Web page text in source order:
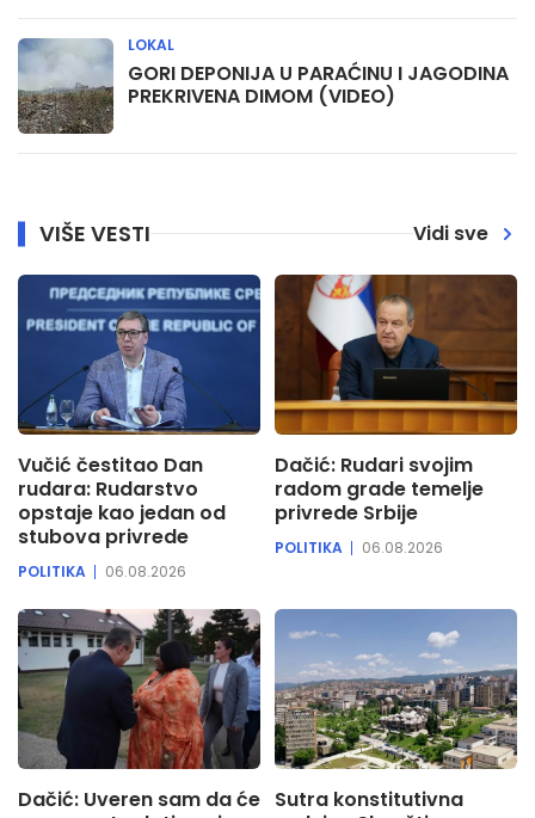
GORI DEPONIJA U PARAĆINU I JAGODINA
PREKRIVENA DIMOM (VIDEO)
LOKAL
VIŠE VESTI Vidi sve
Vučić čestitao Dan
rudara: Rudarstvo
opstaje kao jedan od
stubova privrede
POLITIKA 06.08.2026
Dačić: Rudari svojim
radom grade temelje
privrede Srbije
POLITIKA 06.08.2026
Dačić: Uveren sam da će Sutra konstitutivna